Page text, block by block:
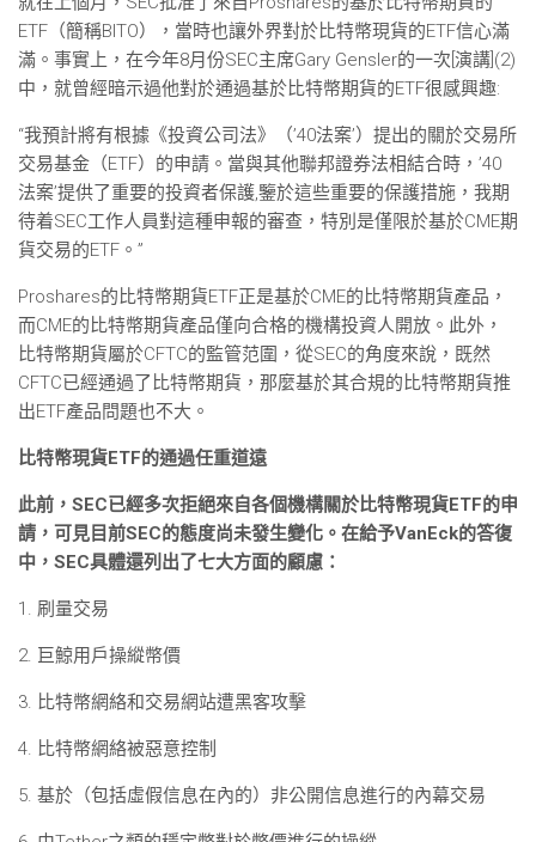
ETF（簡稱BITO），當時也讓外界對於比特幣現貨的ETF信心滿
滿。事實上，在今年8月份SEC主席Gary Gensler的一次[演講](2)
中，就曾經暗示過他對於通過基於比特幣期貨的ETF很感興趣:
“我預計將有根據《投資公司法》（’40法案’）提出的關於交易所
交易基金（ETF）的申請。當與其他聯邦證券法相結合時，’40
法案’提供了重要的投資者保護,鑒於這些重要的保護措施，我期
待着SEC工作人員對這種申報的審查，特別是僅限於基於CME期
貨交易的ETF。”
Proshares的比特幣期貨ETF正是基於CME的比特幣期貨產品，
而CME的比特幣期貨產品僅向合格的機構投資人開放。此外，
比特幣期貨屬於CFTC的監管范圍，從SEC的角度來說，既然
CFTC已經通過了比特幣期貨，那麼基於其合規的比特幣期貨推
出ETF產品問題也不大。
比特幣現貨ETF的通過任重道遠
此前，SEC已經多次拒絕來自各個機構關於比特幣現貨ETF的申
請，可見目前SEC的態度尚未發生變化。在給予VanEck的答復
中，SEC具體還列出了七大方面的顧慮：
1. 刷量交易
2. 巨鯨用戶操縱幣價
3. 比特幣網絡和交易網站遭黑客攻擊
4. 比特幣網絡被惡意控制
5. 基於（包括虛假信息在內的）非公開信息進行的內幕交易